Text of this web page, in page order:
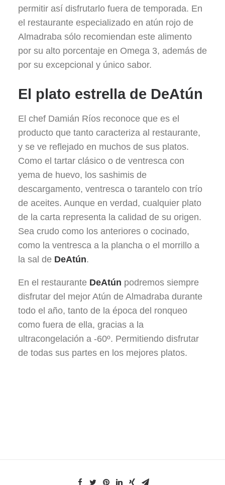
permitir así disfrutarlo fuera de temporada. En
el restaurante especializado en atún rojo de
Almadraba sólo recomiendan este alimento
por su alto porcentaje en Omega 3, además de
por su excepcional y único sabor.
El plato estrella de DeAtún
El chef Damián Ríos reconoce que es el
producto que tanto caracteriza al restaurante,
y se ve reflejado en muchos de sus platos.
Como el tartar clásico o de ventresca con
yema de huevo, los sashimis de
descargamento, ventresca o tarantelo con trío
de aceites. Aunque en verdad, cualquier plato
de la carta representa la calidad de su origen.
Sea crudo como los anteriores o cocinado,
como la ventresca a la plancha o el morrillo a
la sal de DeAtún.
En el restaurante DeAtún podremos siempre
disfrutar del mejor Atún de Almadraba durante
todo el año, tanto de la época del ronqueo
como fuera de ella, gracias a la
ultracongelación a -60º. Permitiendo disfrutar
de todas sus partes en los mejores platos.